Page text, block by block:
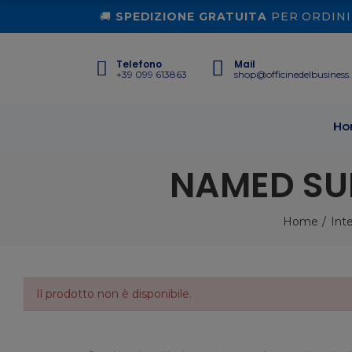
🚚 SPEDIZIONE GRATUITA PER
Telefono
+39 099 613863
Mail
NAMED
Home
Il prodotto non è disponibile.